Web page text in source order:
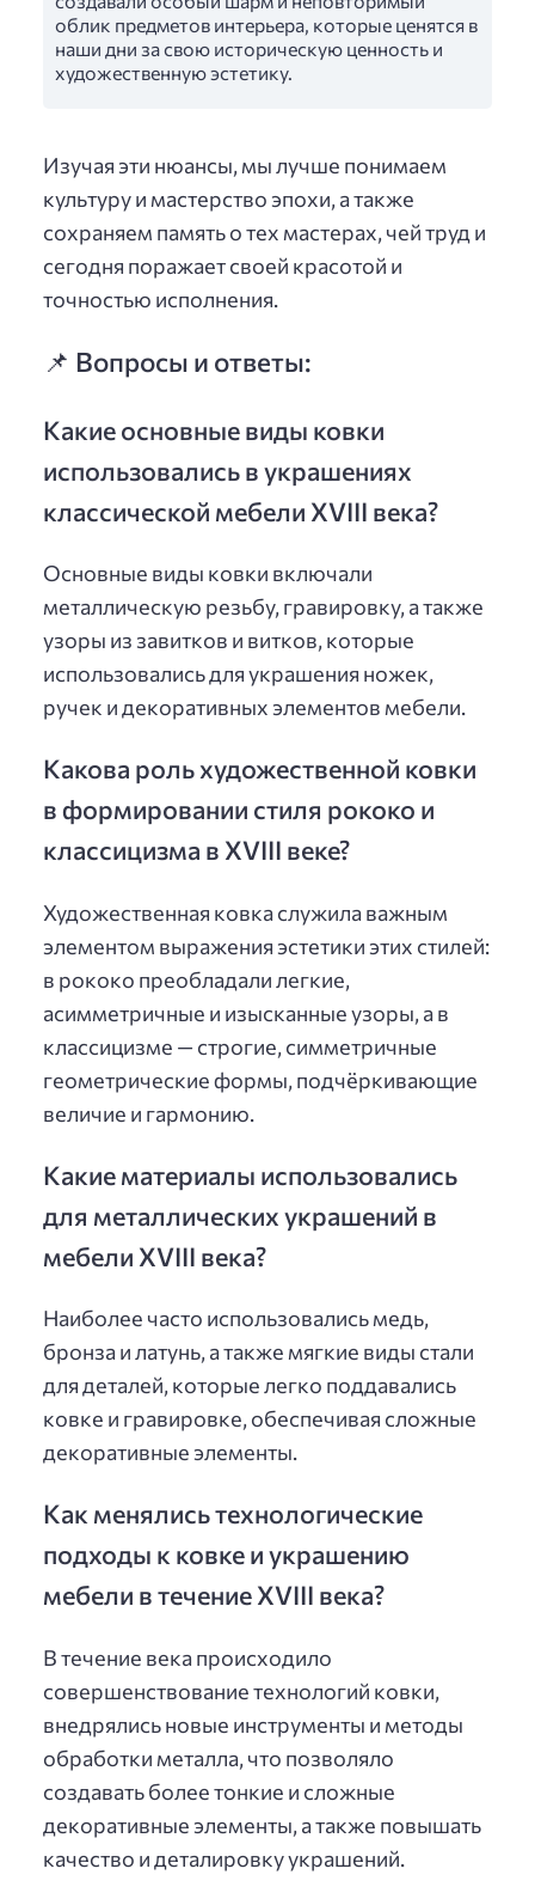
облик предметов интерьера, которые ценятся в
наши дни за свою историческую ценность и
художественную эстетику.
Изучая эти нюансы, мы лучше понимаем
культуру и мастерство эпохи, а также
сохраняем память о тех мастерах, чей труд и
сегодня поражает своей красотой и
точностью исполнения.
📌 Вопросы и ответы:
Какие основные виды ковки
использовались в украшениях
классической мебели XVIII века?
Основные виды ковки включали
металлическую резьбу, гравировку, а также
узоры из завитков и витков, которые
использовались для украшения ножек,
ручек и декоративных элементов мебели.
Какова роль художественной ковки
в формировании стиля рококо и
классицизма в XVIII веке?
Художественная ковка служила важным
элементом выражения эстетики этих стилей:
в рококо преобладали легкие,
асимметричные и изысканные узоры, а в
классицизме — строгие, симметричные
геометрические формы, подчёркивающие
величие и гармонию.
Какие материалы использовались
для металлических украшений в
мебели XVIII века?
Наиболее часто использовались медь,
бронза и латунь, а также мягкие виды стали
для деталей, которые легко поддавались
ковке и гравировке, обеспечивая сложные
декоративные элементы.
Как менялись технологические
подходы к ковке и украшению
мебели в течение XVIII века?
В течение века происходило
совершенствование технологий ковки,
внедрялись новые инструменты и методы
обработки металла, что позволяло
создавать более тонкие и сложные
декоративные элементы, а также повышать
качество и деталировку украшений.